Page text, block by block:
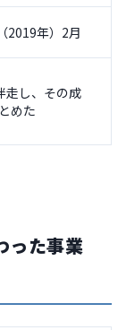
2019年）2月
走し、その成
めた
った事業